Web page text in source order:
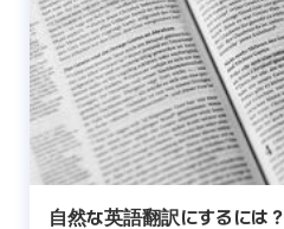
自然な英語翻訳にするには？